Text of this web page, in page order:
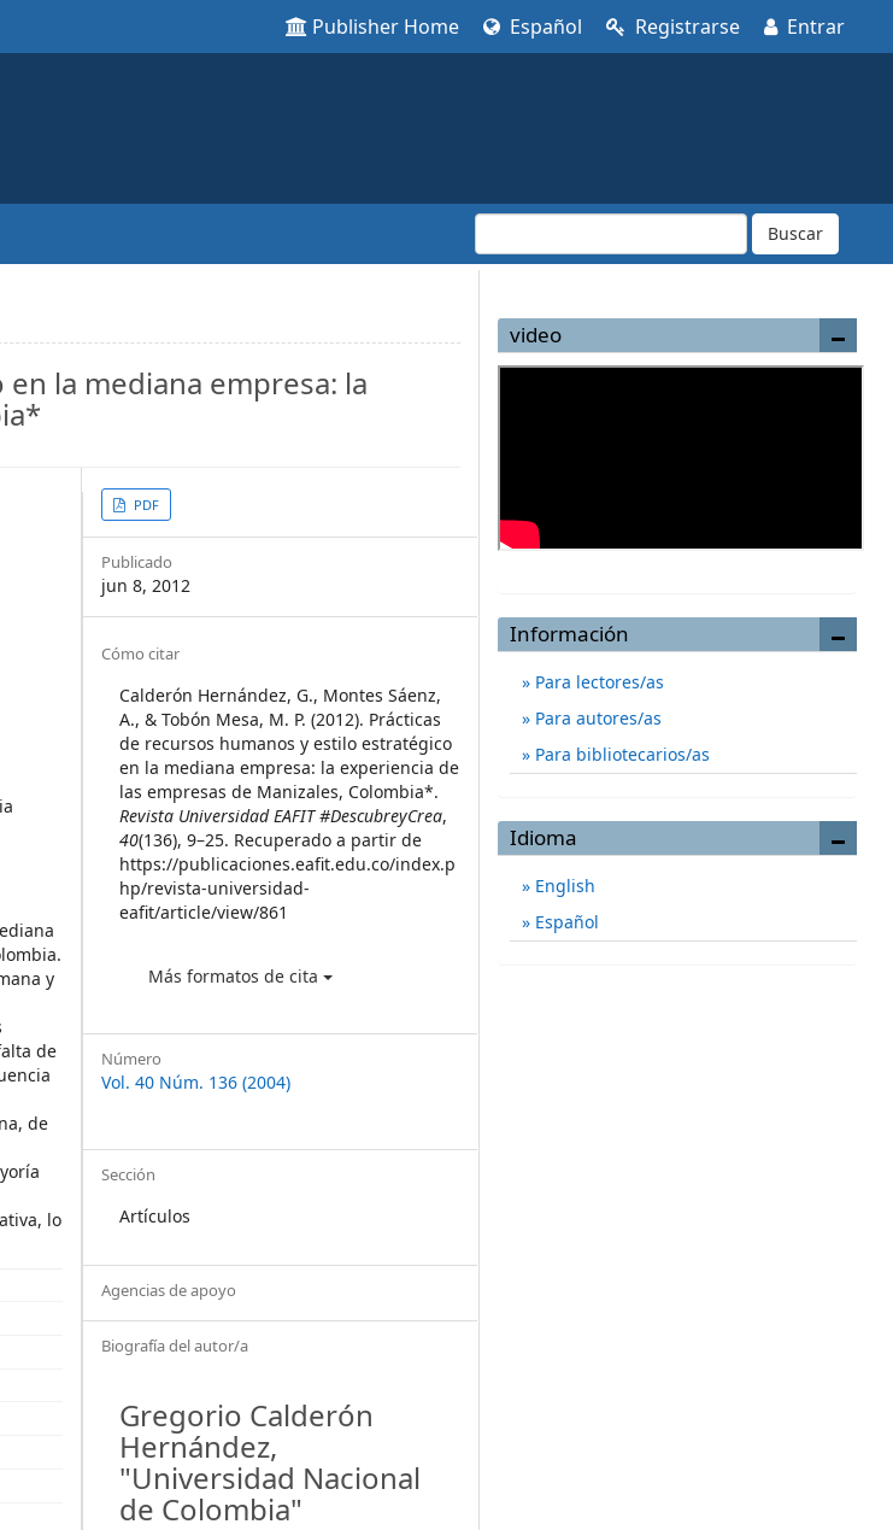
Publisher Home Español Registrarse Entrar
Buscar
la mediana empresa: la
y
de
de
lo
Article
Sidebar
PDF
Publicado
jun 8, 2012
Article
Details
Cómo citar
Calderón Hernández, G., Montes Sáenz,
A., & Tobón Mesa, M. P. (2012). Prácticas
de recursos humanos y estilo estratégico
en la mediana empresa: la experiencia de
las empresas de Manizales, Colombia*.
Revista Universidad EAFIT #DescubreyCrea,
40(136), 9–25. Recuperado a partir de
https://publicaciones.eafit.edu.co/index.p
hp/revista-universidad-
eafit/article/view/861
Más formatos de cita
Número
Vol. 40 Núm. 136 (2004)
Sección
Artículos
Agencias de apoyo
Biografía del autor/a
Gregorio Calderón
Hernández,
"Universidad Nacional
de Colombia"
video
Información
Para lectores/as
Para autores/as
Para bibliotecarios/as
Idioma
English
Español